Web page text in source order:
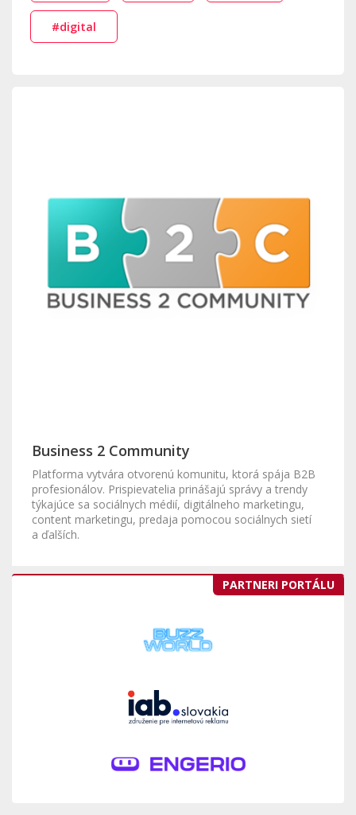
#digital
Business 2 Community
Platforma vytvára otvorenú komunitu, ktorá spája B2B
profesionálov. Prispievatelia prinášajú správy a trendy
týkajúce sa sociálnych médií, digitálneho marketingu,
content marketingu, predaja pomocou sociálnych sietí
a ďalších.
PARTNERI PORTÁLU